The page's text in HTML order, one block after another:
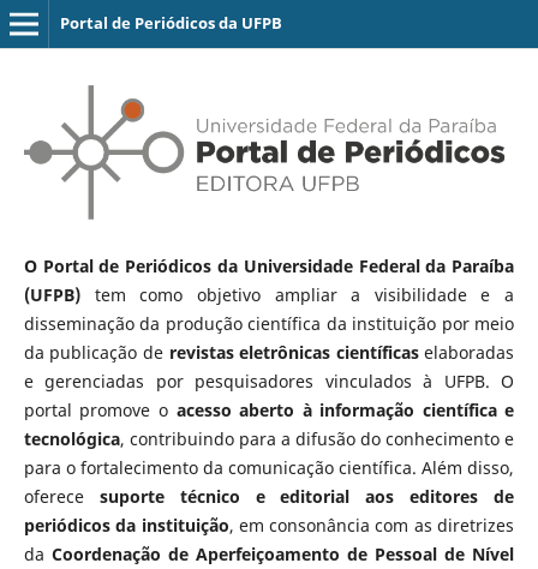
Portal de Periódicos da UFPB
O Portal de Periódicos da Universidade Federal da Paraíba
(UFPB)tem como objetivo ampliar a visibilidade e a
disseminação da produção científica da instituição por meio
da publicação de revistas eletrônicas científicaselaboradas
e gerenciadas por pesquisadores vinculados à UFPB. O
portal promove o acesso aberto à informação científica e
tecnológica, contribuindo para a difusão do conhecimento e
para o fortalecimento da comunicação científica. Além disso,
oferece suporte técnico e editorial aos editores de
periódicos da instituição, em consonância com as diretrizes
da Coordenação de Aperfeiçoamento de Pessoal de Nível